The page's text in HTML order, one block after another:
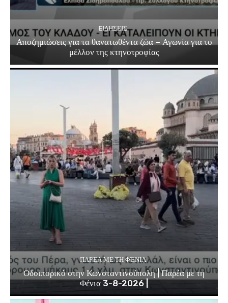
EΙΔΗΣΕΙΣ
Αποζημιώσεις για τα θανατωθέντα ζώα – Αγωνία για το
μέλλον της κτηνοτροφίας
ΠΑΡΈΑ ΜΕ ΤΗ ΦΈΝΙΑ
Οδοιπορικό στην Κωνσταντινούπολη | Παρέα με τη
Φένια 3-8-2026 |